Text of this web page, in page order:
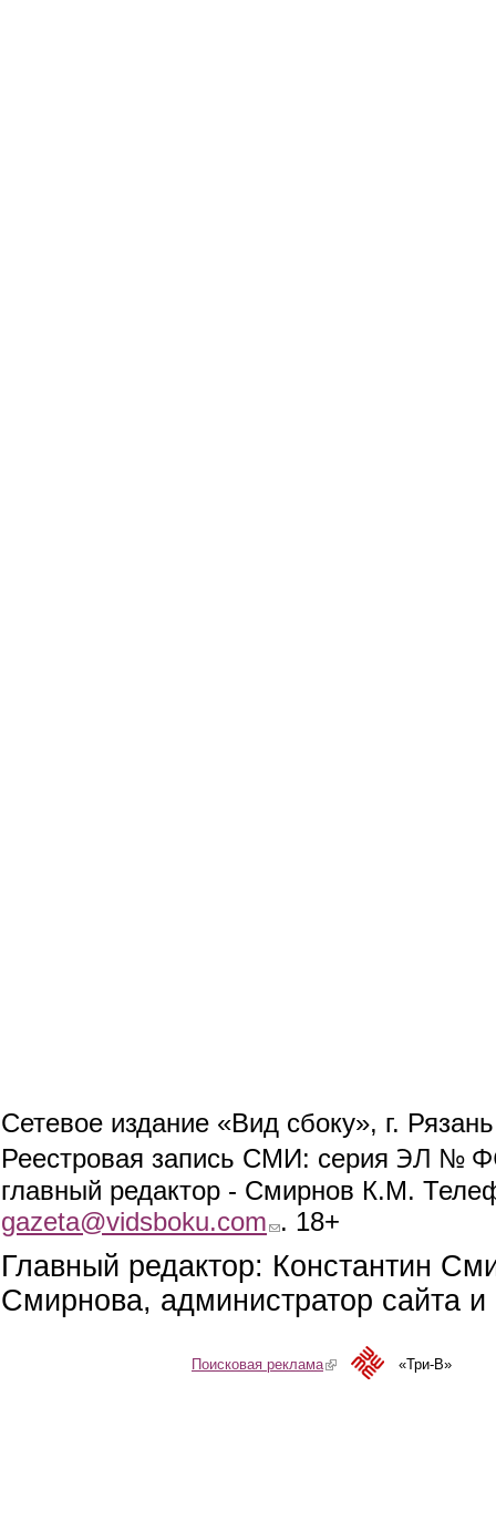
Сетевое издание «Вид сбоку», г.
Реестровая запись СМИ: серия ЭЛ №
главный редактор - Смирнов К.М.
gazeta@vidsboku.com (link sends e-mail)
. 18+
Главный редактор: Константин
Смирнова, администратор сайта
Поисковая реклама(link is external)«Три-В»